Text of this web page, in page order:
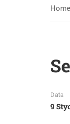
Home
Data
9